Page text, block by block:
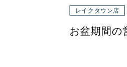
レイクタウン店
お盆期間の